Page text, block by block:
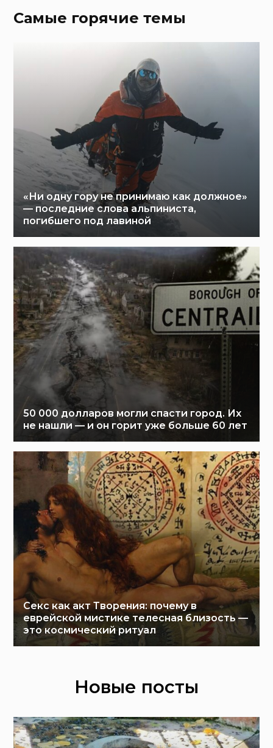
Самые горячие темы
«Ни одну гору не принимаю как должное»
— последние слова альпиниста,
погибшего под лавиной
50 000 долларов могли спасти город. Их
не нашли — и он горит уже больше 60 лет
Секс как акт Творения: почему в
еврейской мистике телесная близость —
это космический ритуал
Новые посты